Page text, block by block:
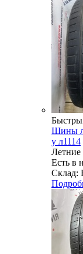
Шины
у л1114
Летние
Есть в
Склад: